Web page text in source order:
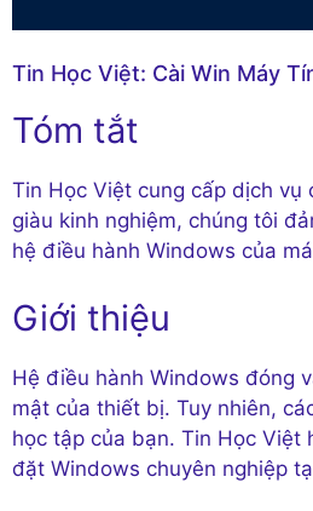
Tin Học Việt: Cài Win Máy
Tóm tắt
Tin Học Việt cung cấp dịch vụ
giàu kinh nghiệm, chúng tôi
hệ điều hành Windows của
Giới thiệu
Hệ điều hành Windows đóng
mật của thiết bị. Tuy nhiên,
học tập của bạn. Tin Học Việt
đặt Windows chuyên nghiệp